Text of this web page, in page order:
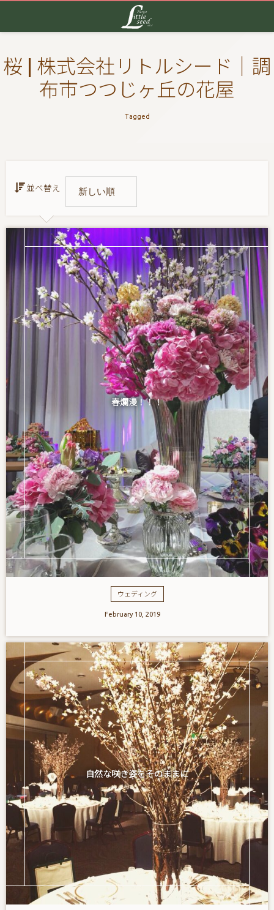
桜 | 株式会社リトルシード｜調
布市つつじヶ丘の花屋
Tagged
並べ替え
春爛漫！！！
ウェディング
February 10 2019
自然な咲き姿をそのままに